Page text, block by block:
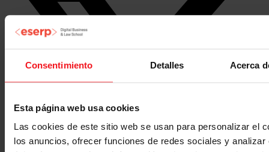
Consentimiento Detalles Acerca
Esta página web usa cookies
Las cookies de este sitio web se usan para personalizar el
los anuncios, ofrecer funciones de redes sociales y analizar